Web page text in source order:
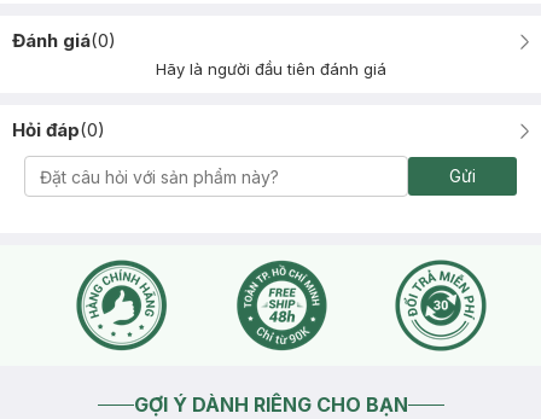
Đánh giá(0)
Hãy là người đầu tiên đánh giá
Hỏi đáp(0)
Gửi
GỢI Ý DÀNH RIÊNG CHO BẠN